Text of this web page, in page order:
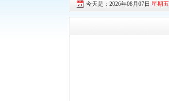
今天是：2026年08月07日 星期五